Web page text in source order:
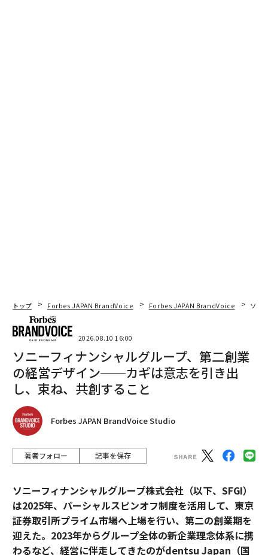
トップ Forbes JAPAN BrandVoice Forbes JAPAN BrandVoice ソニ
2026.08.10 16:00
ソニーフィナンシャルグループ、第二創業
の経営デザイン──カギは意志を引き出
し、束ね、共創すること
Forbes JAPAN BrandVoice Studio
著者フォロー 記事を保存
ソニーフィナンシャルグループ株式会社（以下、SFGI）
は2025年、パーシャルスピンオフ制度を活用して、東京
証券取引所プライム市場へ上場を行い、第二の創業期を
迎えた。2023年からグループ全体の新企業理念体系に携
わるなど、経営に伴走してきたのがdentsu Japan（国